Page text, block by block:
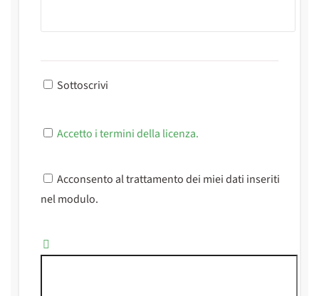
Sottoscrivi
Accetto i termini della licenza.
Acconsento al trattamento dei miei dati inseriti
nel modulo.